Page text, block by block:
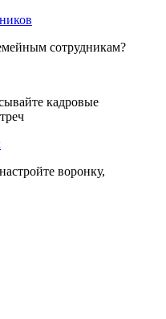
сотрудникам?
кадровые
воронку,